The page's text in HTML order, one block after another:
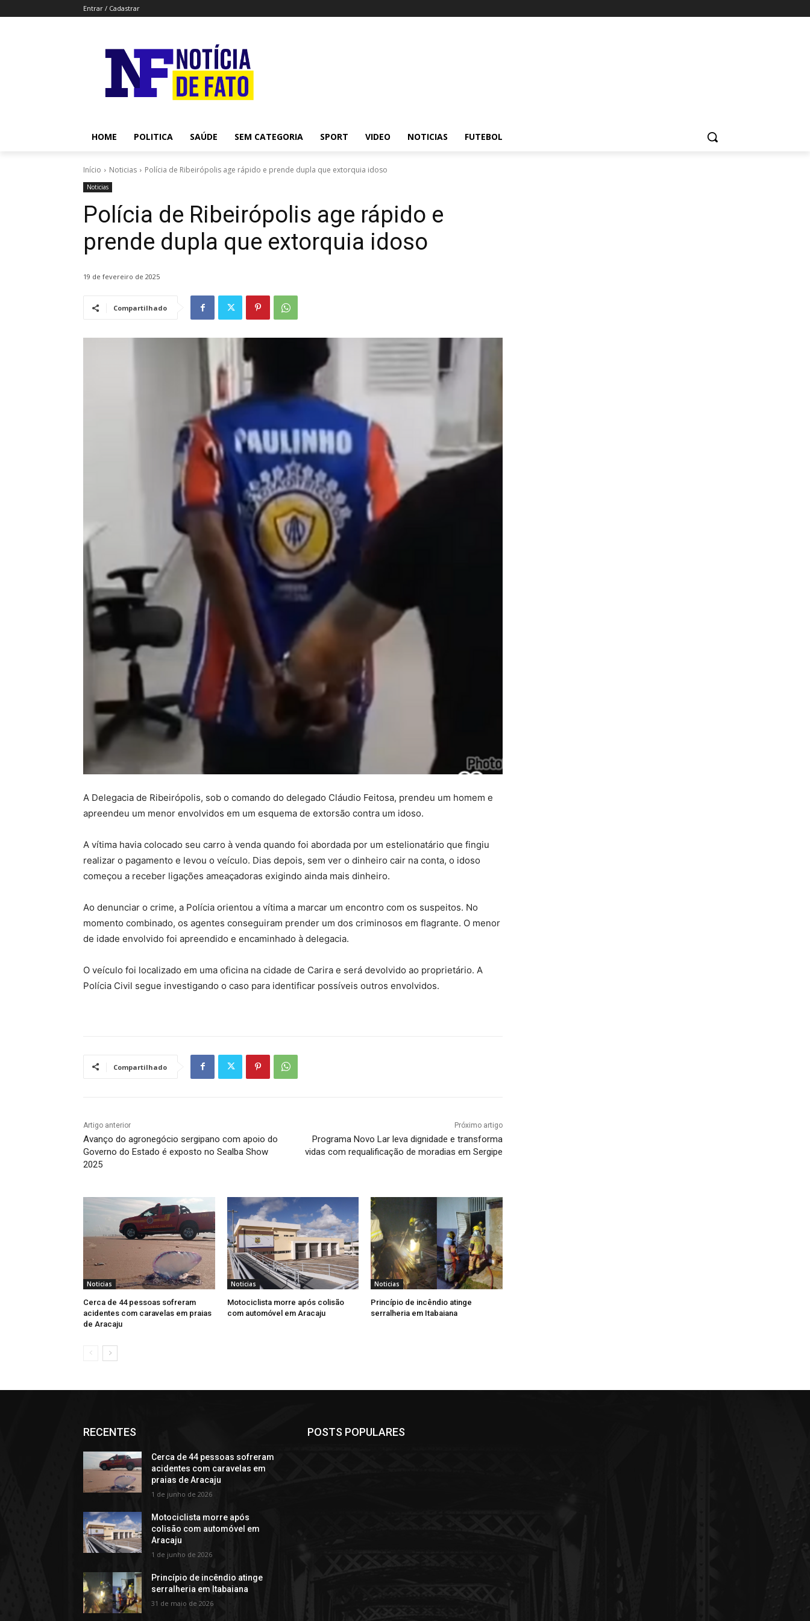
Entrar / Cadastrar
HOME POLITICA SAÚDE SEM CATEGORIA SPORT VIDEO NOTICIAS FUTEBOL
Início Noticias Polícia de Ribeirópolis age rápido e prende dupla que extorquia idoso
Noticias
Polícia de Ribeirópolis age rápido e
prende dupla que extorquia idoso
19 de fevereiro de 2025
Compartilhado
A Delegacia de Ribeirópolis, sob o comando do delegado Cláudio Feitosa, prendeu um homem e
apreendeu um menor envolvidos em um esquema de extorsão contra um idoso.
A vítima havia colocado seu carro à venda quando foi abordada por um estelionatário que fingiu
realizar o pagamento e levou o veículo. Dias depois, sem ver o dinheiro cair na conta, o idoso
começou a receber ligações ameaçadoras exigindo ainda mais dinheiro.
Ao denunciar o crime, a Polícia orientou a vítima a marcar um encontro com os suspeitos. No
momento combinado, os agentes conseguiram prender um dos criminosos em flagrante. O menor
de idade envolvido foi apreendido e encaminhado à delegacia.
O veículo foi localizado em uma oficina na cidade de Carira e será devolvido ao proprietário. A
Polícia Civil segue investigando o caso para identificar possíveis outros envolvidos.
Compartilhado
Artigo anterior
Avanço do agronegócio sergipano com apoio do
Governo do Estado é exposto no Sealba Show
2025
Próximo artigo
Programa Novo Lar leva dignidade e transforma
vidas com requalificação de moradias em Sergipe
Noticias
Cerca de 44 pessoas sofreram
acidentes com caravelas em praias
de Aracaju
Noticias
Motociclista morre após colisão
com automóvel em Aracaju
Noticias
Princípio de incêndio atinge
serralheria em Itabaiana
RECENTES
Cerca de 44 pessoas sofreram
acidentes com caravelas em
praias de Aracaju
1 de junho de 2026
Motociclista morre após
colisão com automóvel em
Aracaju
1 de junho de 2026
Princípio de incêndio atinge
serralheria em Itabaiana
31 de maio de 2026
POSTS POPULARES